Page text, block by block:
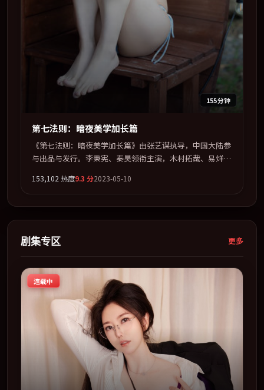
155分钟
第七法则：暗夜美学加长篇
《第七法则：暗夜美学加长篇》由张艺谋执导，中国大陆参
与出品与发行。李秉宪、秦昊领衔主演，木村拓哉、易烊千
片以「悬疑」类型为骨架，在叙事、表演与视听上力求统
2023 年度话题片中口碑稳健，适合喜欢强情节与人物弧光
的观众完整观看。
153,102 热度9.3 分2023-05-10
剧集专区 更多
连载中